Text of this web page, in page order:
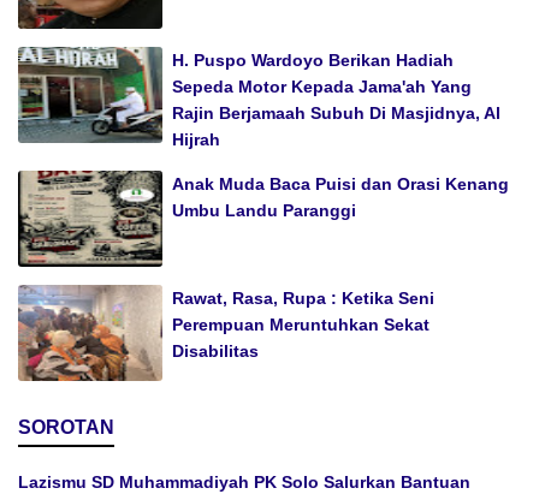
H. Puspo Wardoyo Berikan Hadiah
Sepeda Motor Kepada Jama'ah Yang
Rajin Berjamaah Subuh Di Masjidnya, Al
Hijrah
Anak Muda Baca Puisi dan Orasi Kenang
Umbu Landu Paranggi
Rawat, Rasa, Rupa : Ketika Seni
Perempuan Meruntuhkan Sekat
Disabilitas
SOROTAN
Lazismu SD Muhammadiyah PK Solo Salurkan Bantuan